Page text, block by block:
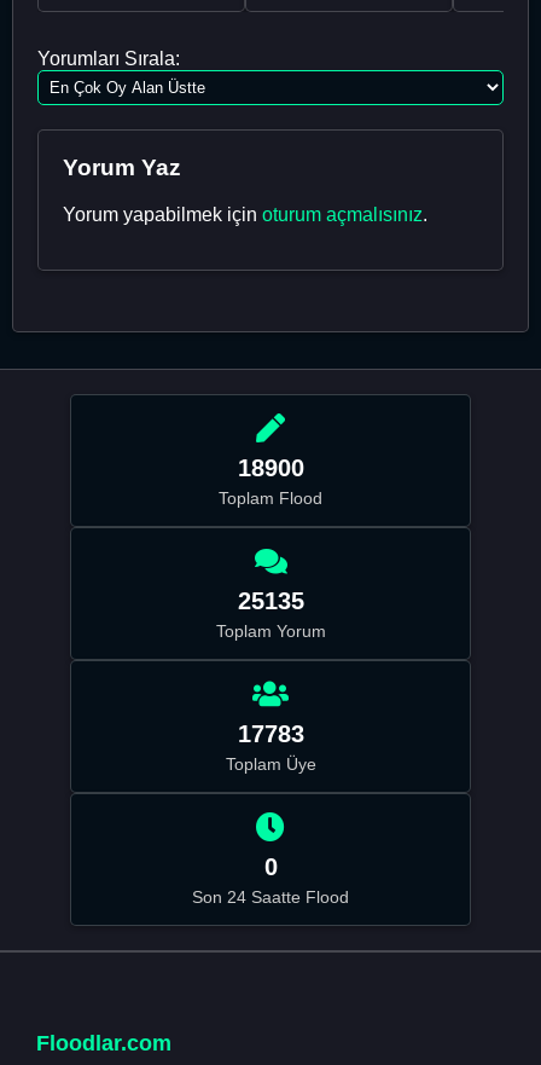
Yorumları Sırala:
Yorum Yaz
Yorum yapabilmek için oturum açmalısınız.
18900
Toplam Flood
25135
Toplam Yorum
17783
Toplam Üye
0
Son 24 Saatte Flood
Floodlar.com